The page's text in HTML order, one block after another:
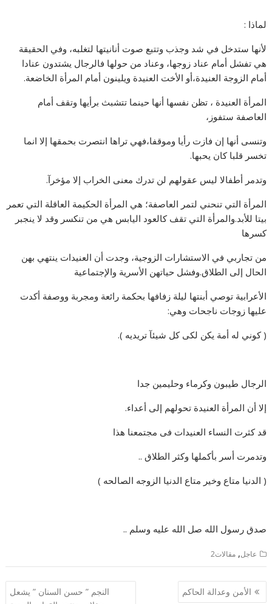
لماذا :
لأنها ستدخل في شد وجذب وتتبع صوت أنانيتها لتغلبه، وفي الحقيقة
هي تفشل أمام عناد زوجها، وعناد من حولها فالرجال يشتدون عنادا
أمام الزوجة العنيدة،أو الأخت العنيدة ويلينون أمام المرأة الخاضعة.
المرأة العنيدة ، تظن نفسها أنها حينما تتشبث برأيها وتقف أمام
العاصفة ستفوز،
وتنسى أنها إن فازت رأيا وموقفا،فهي تراها انتصرت بحمقها إلا انما
تخسر قلبا كان يحبها.
وتدمر أطفالا ليس عقولهم لن تدرك معنى الخراب إلا مؤخرآ.
المرأة التي تنحني لتمر العاصفة؛ هي المرأة الحكيمة العاقلة التي تعمر
بيتا للأبد.والمرأة التي تقف كالعود اليابس هي من تنكسر وقد لا ينجبر
كسرها
من تجاربي في الاستشارات الزوجية، وجدت أن العنيدات ينتهي بهن
الحال إلى الطلاق.وفشل حياتهن الأسرية والإجتماعية
الأعرابية توصي أبنتها ليلة زفافها بحكمة رائعة ومجربة ووصفة أكدت
عليها زوجات ناجحات وهي:
( كوني له أمة يكن لكى كل شيئآ تريديه ).
الرجال طيبون وكرماء وحليمين جدا
إلا أن المرأة العنيدة تحولهم إلى أعداء.
قد كثرت النساء العنيدات فى مجتمعنا هذا
وتدمرت أسر بأكملها وكثر الطلاق ..
( الدنيا متاع وخير متاع الدنيا الزوجه الصالحه )
صدق رسول الله صل الله عليه وسلم ..
عاجل,مقالات2
تصفّح
الأمن وعدالة الحاكم
النجم ” حسن السنان ” يشعل